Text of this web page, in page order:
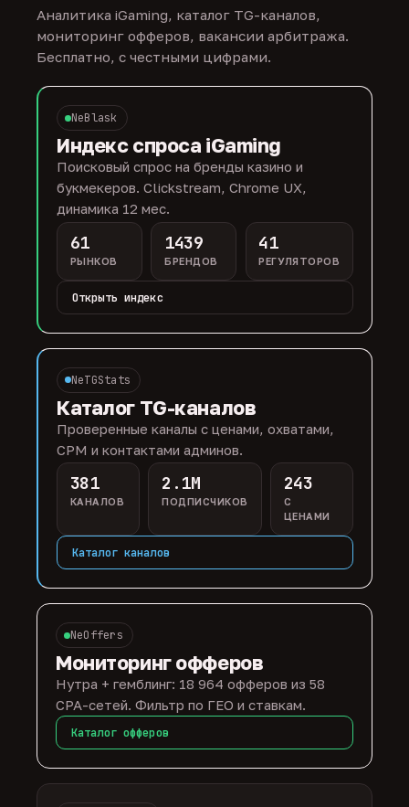
Аналитика iGaming, каталог TG-каналов,
мониторинг офферов, вакансии арбитража.
Бесплатно, с честными цифрами.
NeBlask
Индекс спроса iGaming
Поисковый спрос на бренды казино и
букмекеров. Clickstream, Chrome UX,
динамика 12 мес.
61
РЫНКОВ
1439
БРЕНДОВ
41
РЕГУЛЯТОРОВ
Открыть индекс
NeTGStats
Каталог TG-каналов
Проверенные каналы с ценами, охватами,
CPM и контактами админов.
381
КАНАЛОВ
2.1M
ПОДПИСЧИКОВ
243
С
ЦЕНАМИ
Каталог каналов
NeOffers
Мониторинг офферов
Нутра + гемблинг: 18 964 офферов из 58
CPA-сетей. Фильтр по ГЕО и ставкам.
Каталог офферов